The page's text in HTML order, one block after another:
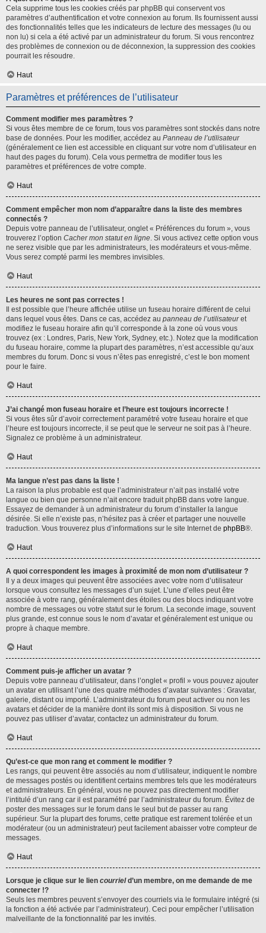
Cela supprime tous les cookies créés par phpBB qui conservent vos
paramètres d’authentification et votre connexion au forum. Ils fournissent aussi
des fonctionnalités telles que les indicateurs de lecture des messages (lu ou
non lu) si cela a été activé par un administrateur du forum. Si vous rencontrez
des problèmes de connexion ou de déconnexion, la suppression des cookies
pourrait les résoudre.
Haut
Paramètres et préférences de l’utilisateur
Comment modifier mes paramètres ?
Si vous êtes membre de ce forum, tous vos paramètres sont stockés dans notre
base de données. Pour les modifier, accédez au Panneau de l’utilisateur
(généralement ce lien est accessible en cliquant sur votre nom d’utilisateur en
haut des pages du forum). Cela vous permettra de modifier tous les
paramètres et préférences de votre compte.
Haut
Comment empêcher mon nom d’apparaître dans la liste des membres
connectés ?
Depuis votre panneau de l’utilisateur, onglet « Préférences du forum », vous
trouverez l’option Cacher mon statut en ligne. Si vous activez cette option vous
ne serez visible que par les administrateurs, les modérateurs et vous-même.
Vous serez compté parmi les membres invisibles.
Haut
Les heures ne sont pas correctes !
Il est possible que l’heure affichée utilise un fuseau horaire différent de celui
dans lequel vous êtes. Dans ce cas, accédez au panneau de l’utilisateuret
modifiez le fuseau horaire afin qu’il corresponde à la zone où vous vous
trouvez (ex : Londres, Paris, New York, Sydney, etc.). Notez que la modification
du fuseau horaire, comme la plupart des paramètres, n’est accessible qu’aux
membres du forum. Donc si vous n’êtes pas enregistré, c’est le bon moment
pour le faire.
Haut
J’ai changé mon fuseau horaire et l’heure est toujours incorrecte !
Si vous êtes sûr d’avoir correctement paramétré votre fuseau horaire et que
l’heure est toujours incorrecte, il se peut que le serveur ne soit pas à l’heure.
Signalez ce problème à un administrateur.
Haut
Ma langue n’est pas dans la liste !
La raison la plus probable est que l’administrateur n’ait pas installé votre
langue ou bien que personne n’ait encore traduit phpBB dans votre langue.
Essayez de demander à un administrateur du forum d’installer la langue
désirée. Si elle n’existe pas, n’hésitez pas à créer et partager une nouvelle
traduction. Vous trouverez plus d’informations sur le site Internet de phpBB®.
Haut
A quoi correspondent les images à proximité de mon nom d’utilisateur ?
Il y a deux images qui peuvent être associées avec votre nom d’utilisateur
lorsque vous consultez les messages d’un sujet. L’une d’elles peut être
associée à votre rang, généralement des étoiles ou des blocs indiquant votre
nombre de messages ou votre statut sur le forum. La seconde image, souvent
plus grande, est connue sous le nom d’avatar et généralement est unique ou
propre à chaque membre.
Haut
Comment puis-je afficher un avatar ?
Depuis votre panneau d’utilisateur, dans l’onglet « profil » vous pouvez ajouter
un avatar en utilisant l’une des quatre méthodes d’avatar suivantes : Gravatar,
galerie, distant ou importé. L’administrateur du forum peut activer ou non les
avatars et décider de la manière dont ils sont mis à disposition. Si vous ne
pouvez pas utiliser d’avatar, contactez un administrateur du forum.
Haut
Qu’est-ce que mon rang et comment le modifier ?
Les rangs, qui peuvent être associés au nom d’utilisateur, indiquent le nombre
de messages postés ou identifient certains membres tels que les modérateurs
et administrateurs. En général, vous ne pouvez pas directement modifier
l’intitulé d’un rang car il est paramétré par l’administrateur du forum. Évitez de
poster des messages sur le forum dans le seul but de passer au rang
supérieur. Sur la plupart des forums, cette pratique est rarement tolérée et un
modérateur (ou un administrateur) peut facilement abaisser votre compteur de
messages.
Haut
Lorsque je clique sur le lien courrield’un membre, on me demande de me
connecter !?
Seuls les membres peuvent s’envoyer des courriels via le formulaire intégré (si
la fonction a été activée par l’administrateur). Ceci pour empêcher l’utilisation
malveillante de la fonctionnalité par les invités.